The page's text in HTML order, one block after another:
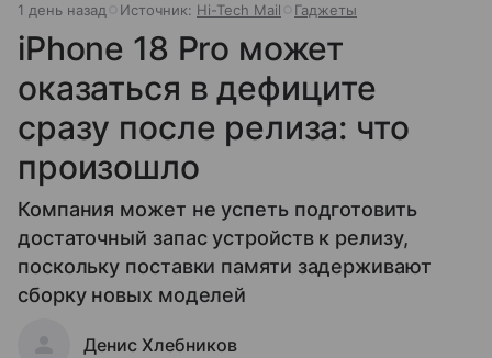
1 день назад Источник: Hi-Tech Mail Гаджеты
iPhone 18 Pro может
оказаться в дефиците
сразу после релиза: что
произошло
Компания может не успеть подготовить
достаточный запас устройств к релизу,
поскольку поставки памяти задерживают
сборку новых моделей
Денис Хлебников